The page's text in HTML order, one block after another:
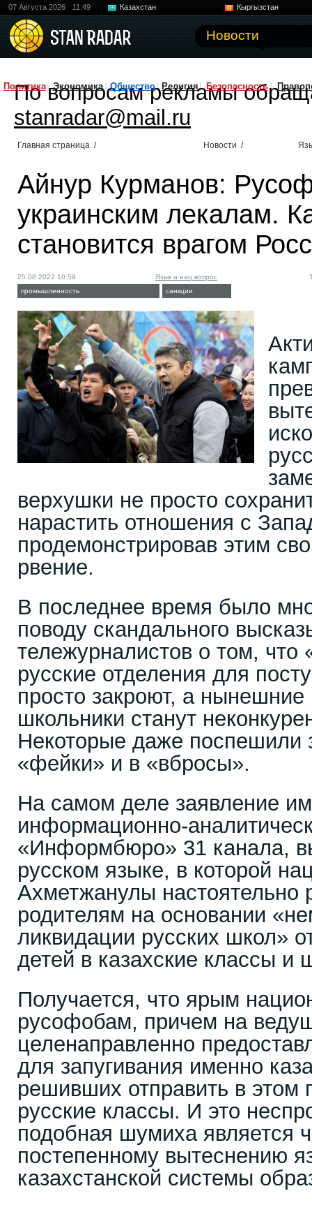
07 Августа 2026 11:49 Казахстан
Кыргызстан
Новости
Политика Экономика Общество Религия Безопасность
По вопросам рекламы
stanradar@mail.ru
Главная страница / Новости /
Айнур Курманов:
украинским лекалам.
становится врагом
25.08.2022 10:59 Язык и нац.вопрос
промышленность
санкции
верхушки не просто
нарастить отношения с
продемонстрировав этим
рвение.
В последнее время было
поводу скандального
тележурналистов о том, что
русские отделения для
просто закроют, а
школьники станут
Некоторые даже поспешили
«фейки» и в «вбросы».
На самом деле заявление
информационно-
«Информбюро» 31 канала,
русском языке, в которой
Ахметжанулы настоятельно
родителям на основании
ликвидации русских школ»
детей в казахские классы и
Получается, что ярым
русофобам, причем на
целенаправленно
для запугивания именно
решивших отправить в этом
русские классы. И это
подобная шумиха является
постепенному вытеснению
казахстанской системы